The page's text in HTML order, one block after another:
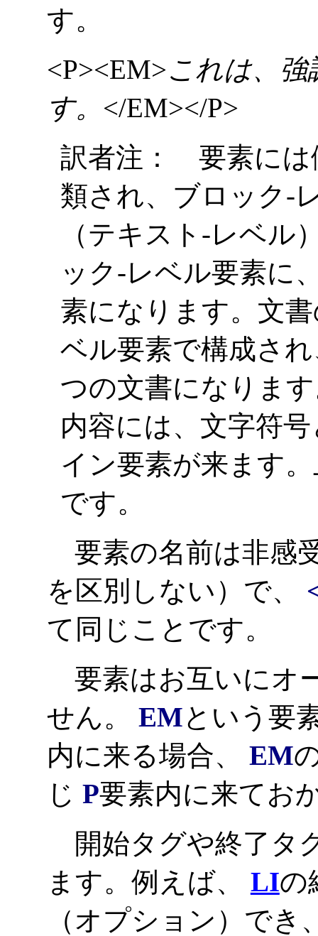
す。
<P><EM>これは、
す。 </EM></P>
訳者注： 要素には
類され、ブロック-
（テキスト-レベル
ック-レベル要素に
素になります。文
ベル要素で構成さ
つの文書になりま
内容には、文字符
イン要素が来ます
です。
要素の名前は非感
を区別しない）で、
て同じことです。
要素はお互いにオ
せん。 EMという要
内に来る場合、 EM
じ P要素内に来てお
開始タグや終了タ
ます。例えば、 LIの
（オプション）で